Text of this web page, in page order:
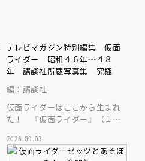
テレビマガジン特別編集 仮面
ライダー 昭和４６年～４８
年 講談社所蔵写真集 究極
編：講談社
仮面ライダーはここから生まれ
た！ 『仮面ライダー』（１９
てをつぎ込んだ、まさに究極の
写真集登場！
2026.09.03